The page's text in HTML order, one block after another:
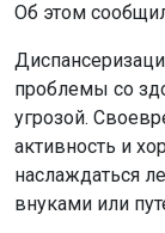
Об этом
проблемы со
угрозой.
активность и
наслаждаться
внуками или